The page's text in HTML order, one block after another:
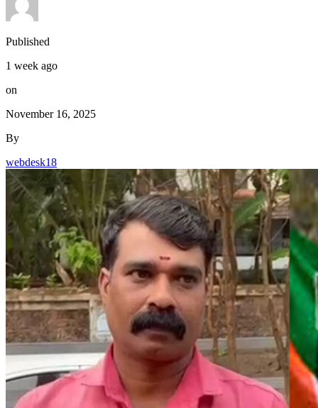
Published
1 week ago
on
November 16, 2025
By
webdesk18